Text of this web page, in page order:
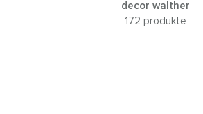
decor walther
172 produkte